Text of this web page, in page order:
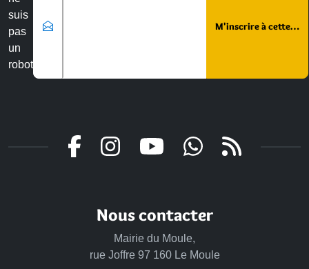
suis
pas
un
robot
Nous contacter
Mairie du Moule,
rue Joffre 97 160 Le Moule